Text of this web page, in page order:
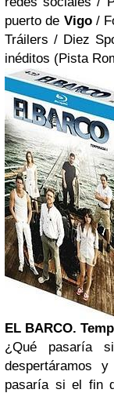
puerto de Vigo/
Tráilers / Diez
inéditos (Pista
EL BARCO.
¿Qué pasaría
despertáramos
pasaría si el fin